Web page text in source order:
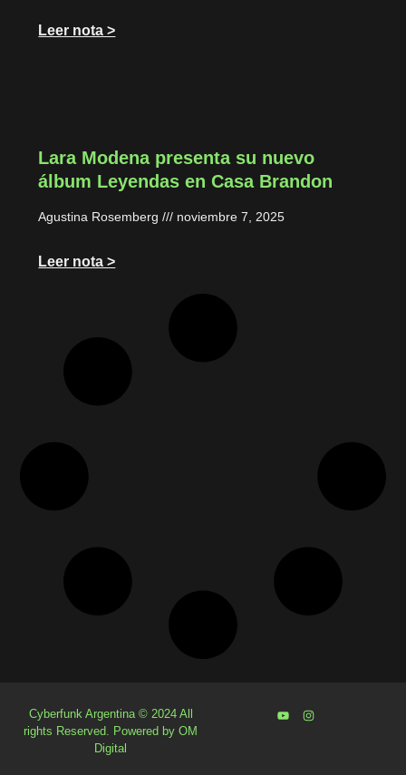
Leer nota >
Lara Modena presenta su nuevo
álbum Leyendas en Casa Brandon
Agustina Rosemberg noviembre 7, 2025
Leer nota >
Cyberfunk Argentina © 2024 All
rights Reserved. Powered by OM
Digital